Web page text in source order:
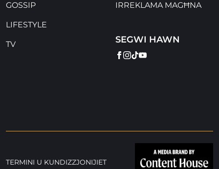
GOSSIP
LIFESTYLE
TV
IRREKLAMA MAGĦNA
SEGWI HAWN
FACEBOOK
INSTAGRAM
TIKTOK
YOUTUBE
TERMINI U KUNDIZZJONIJIET